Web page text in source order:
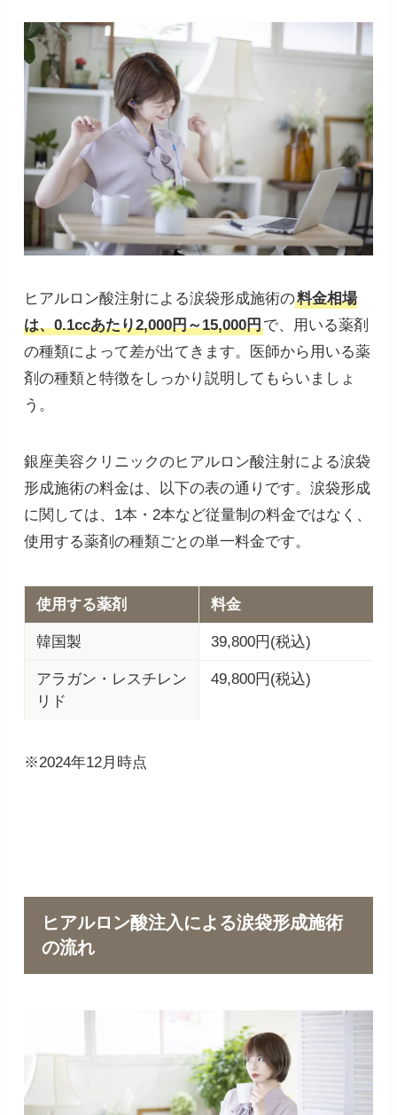
ヒアルロン酸注射による涙袋形成施術の料金相場
は、0.1ccあたり2,000円～15,000円で、用いる薬剤
の種類によって差が出てきます。医師から用いる薬
剤の種類と特徴をしっかり説明してもらいましょ
う。
銀座美容クリニックのヒアルロン酸注射による涙袋
形成施術の料金は、以下の表の通りです。涙袋形成
に関しては、1本・2本など従量制の料金ではなく、
使用する薬剤の種類ごとの単一料金です。
使用する薬剤 料金
韓国製 39,800円(税込)
アラガン・レスチレン
リド
49,800円(税込)
※2024年12月時点
ヒアルロン酸注入による涙袋形成施術
の流れ